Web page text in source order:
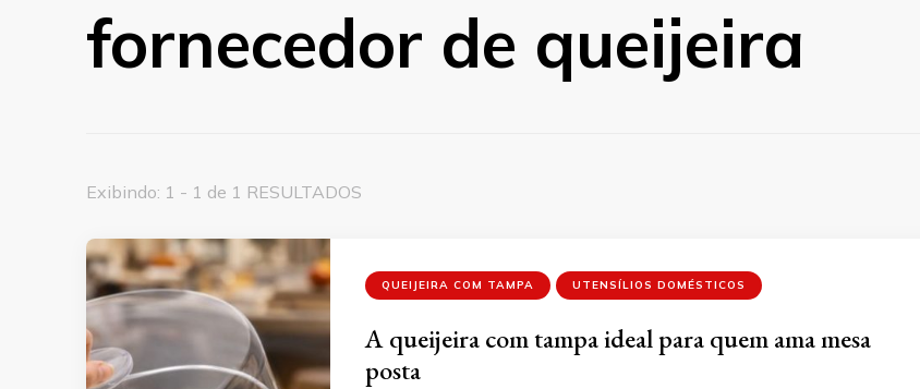
fornecedor de queijeira
Exibindo: 1 - 1 de 1 RESULTADOS
QUEIJEIRA COM TAMPA UTENSÍLIOS DOMÉSTICOS
A queijeira com tampa ideal para quem ama mesa
posta